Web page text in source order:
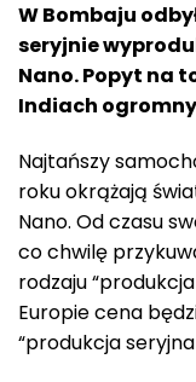
W Bombaju
seryjnie
Nano. Popyt na
Indiach ogromny
Najtańszy
roku okrążają
Nano. Od czasu
co chwilę
rodzaju
Europie cena
“produkcja seryjna